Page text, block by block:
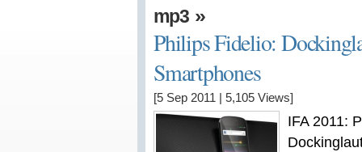
mp3 »
Philips Fidelio:
Smartphones
[5 Sep 2011 5,105 Views]
IFA 2011: